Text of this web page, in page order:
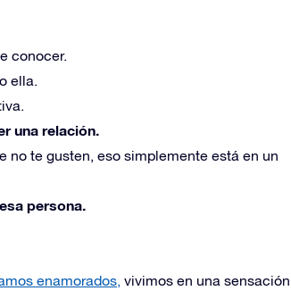
conocer.
ella.
una relación.
no te gusten, eso simplemente está en un
persona.
enamorados, vivimos en una sensación